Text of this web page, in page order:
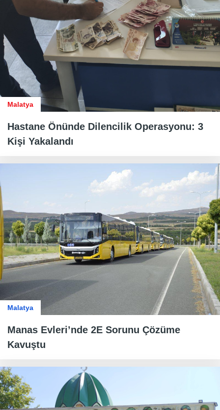
Malatya
Hastane Önünde Dilencilik Operasyonu: 3
Kişi Yakalandı
Malatya
Manas Evleri’nde 2E Sorunu Çözüme
Kavuştu